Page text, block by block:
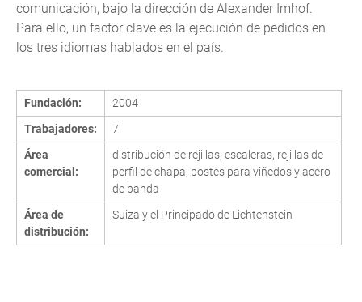
comunicación, bajo la dirección de Alexander Imhof.
Para ello, un factor clave es la ejecución de pedidos en
los tres idiomas hablados en el país.
Fundación:
2004
Trabajadores:
7
Área
comercial:
distribución de rejillas, escaleras, rejillas de
perfil de chapa, postes para viñedos y acero
de banda
Área de
distribución:
Suiza y el Principado de Lichtenstein